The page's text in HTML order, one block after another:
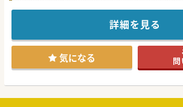
■全国24法人を運営する大手医療法人グ
支援と資金支援のもとで病院の再建を図っ
■大田区に構える80床規模の療養病院で
強化を図り、積極的な受け入れ体制を整
■当法人グループの医師が院長として手
の方と二人三脚で病院の立て直しにお力添
【働きやすさ】
メディカル増員など業務環境の整備・改
■ほとんど残業のない17時の終業で、当
詳細を見る
気になる